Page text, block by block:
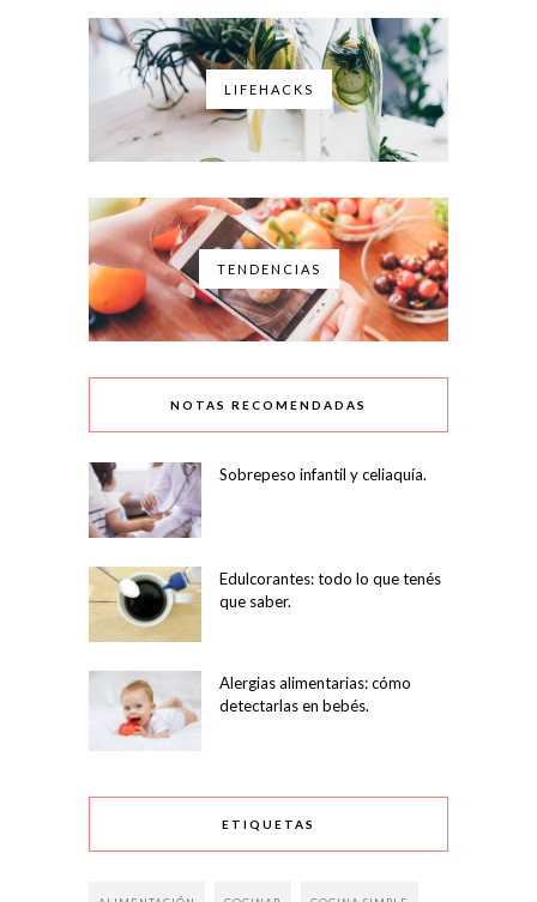
LIFEHACKS
TENDENCIAS
NOTAS RECOMENDADAS
Sobrepeso infantil y celiaquía.
Edulcorantes: todo lo que tenés
que saber.
Alergias alimentarias: cómo
detectarlas en bebés.
ETIQUETAS